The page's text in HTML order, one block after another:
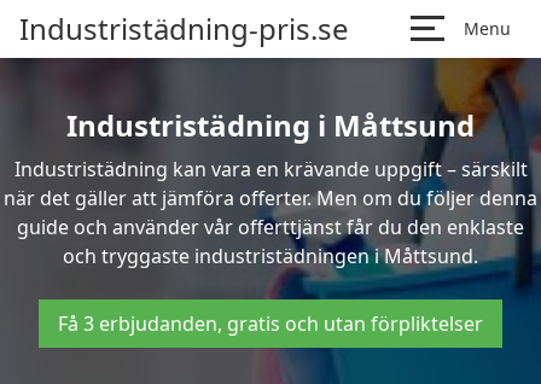
Industristädning-pris.se Menu
Industristädning i Måttsund
Industristädning kan vara en krävande uppgift – särskilt
när det gäller att jämföra offerter. Men om du följer denna
guide och använder vår offerttjänst får du den enklaste
och tryggaste industristädningen i Måttsund.
Få 3 erbjudanden, gratis och utan förpliktelser